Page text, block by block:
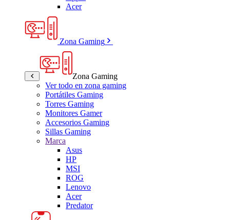
Acer
Zona Gaming
Zona Gaming
Ver todo en zona gaming
Portátiles Gaming
Torres Gaming
Monitores Gamer
Accesorios Gaming
Sillas Gaming
Marca
Asus
HP
MSI
ROG
Lenovo
Acer
Predator